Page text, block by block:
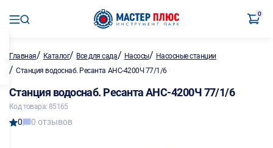
0
Главная/ Каталог/ Все для сада/ Насосы/ Насосные станции
/ Станция водоснаб. Ресанта АНС-4200Ч 77/1/6
Станция водоснаб. Ресанта АНС-4200Ч 77/1/6
Код товара: 85165
0 0 отзывов